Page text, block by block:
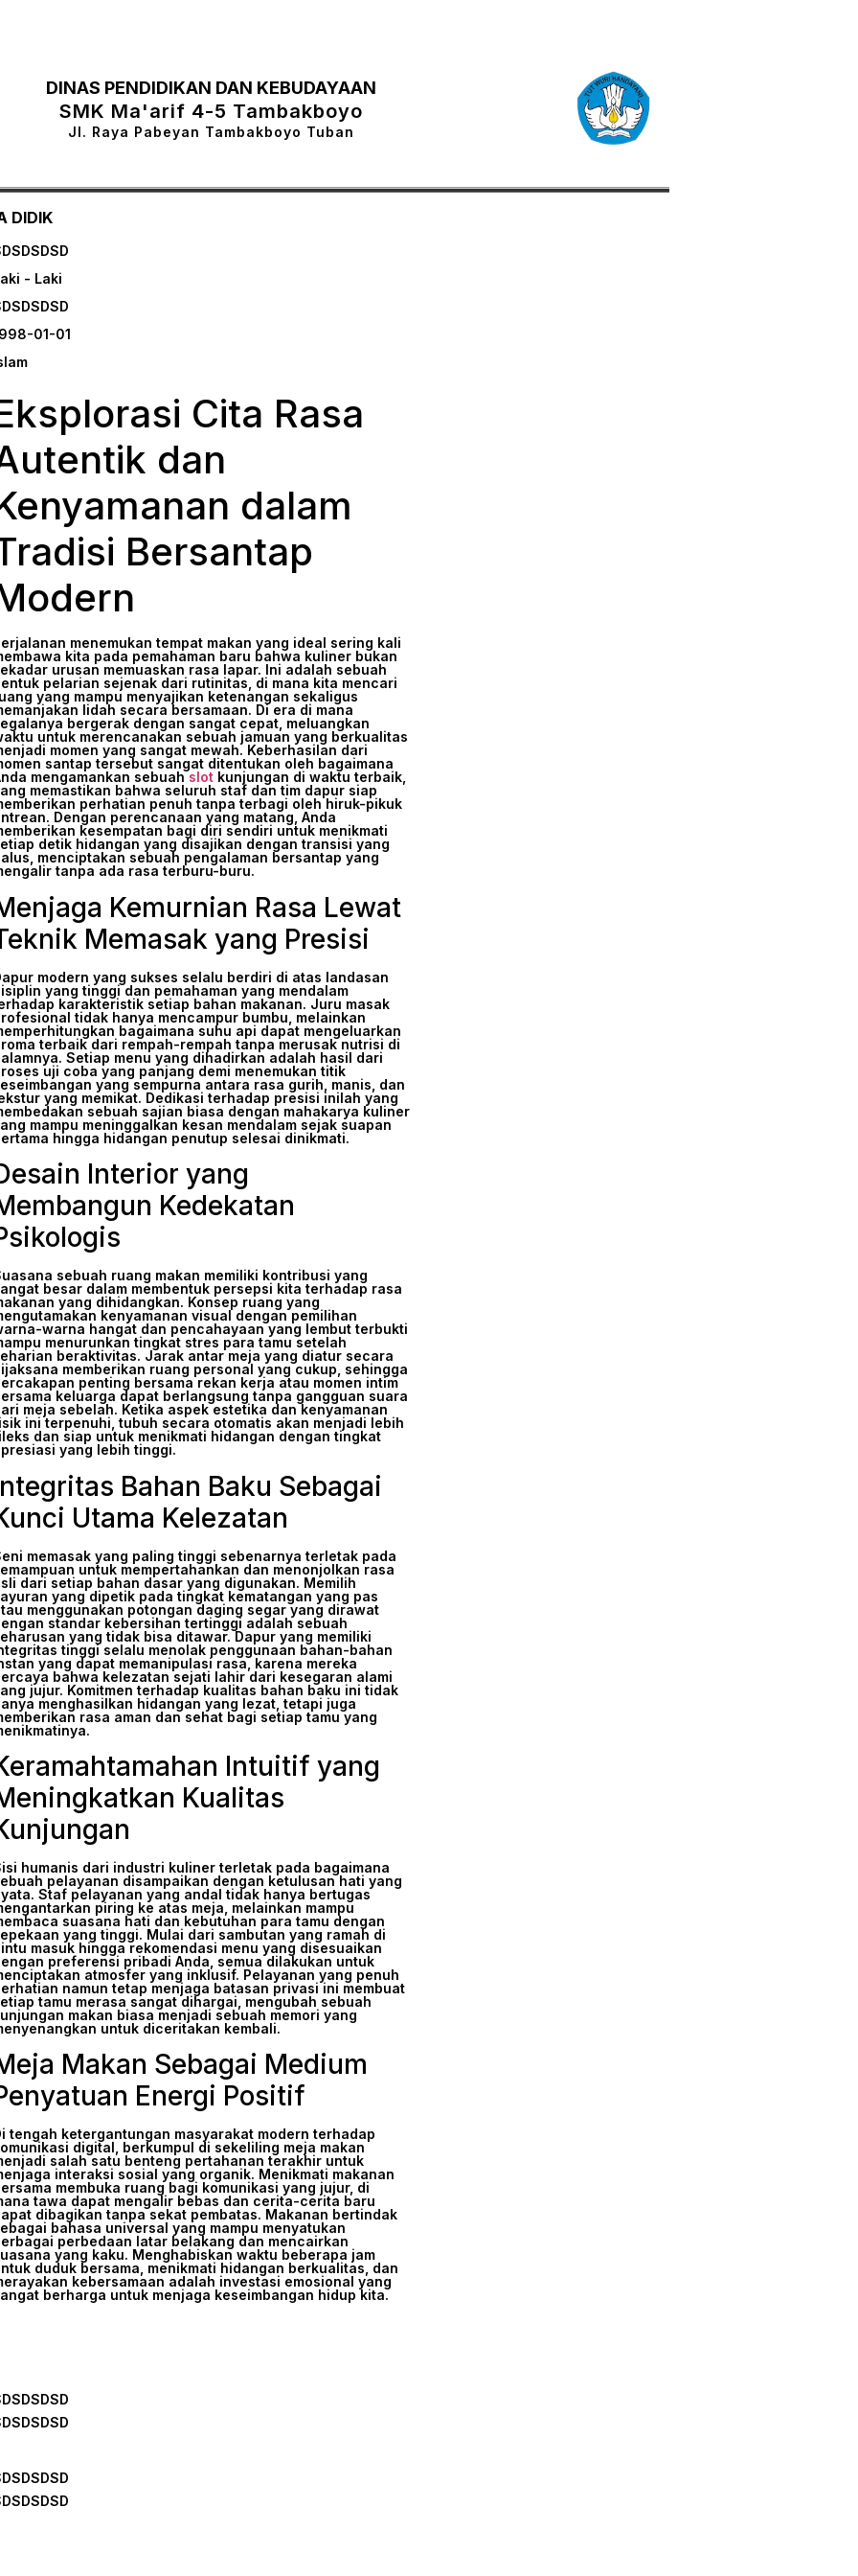
DINAS PENDIDIKAN DAN KEBUDAYAAN
SMK Ma'arif 4-5 Tambakboyo
Jl. Raya Pabeyan Tambakboyo Tuban
DIDIK
- Laki
01-01
Cita Rasa
dan
dalam
Bersantap
menemukan tempat makan yang ideal sering kali
kita pada pemahaman baru bahwa kuliner bukan
urusan memuaskan rasa lapar. Ini adalah sebuah
pelarian sejenak dari rutinitas, di mana kita mencari
yang mampu menyajikan ketenangan sekaligus
lidah secara bersamaan. Di era di mana
bergerak dengan sangat cepat, meluangkan
untuk merencanakan sebuah jamuan yang berkualitas
momen yang sangat mewah. Keberhasilan dari
santap tersebut sangat ditentukan oleh bagaimana
mengamankan sebuahslotkunjungan di waktu terbaik,
memastikan bahwa seluruh staf dan tim dapur siap
perhatian penuh tanpa terbagi oleh hiruk-pikuk
Dengan perencanaan yang matang, Anda
kesempatan bagi diri sendiri untuk menikmati
detik hidangan yang disajikan dengan transisi yang
menciptakan sebuah pengalaman bersantap yang
tanpa ada rasa terburu-buru.
Kemurnian Rasa Lewat
Memasak yang Presisi
modern yang sukses selalu berdiri di atas landasan
yang tinggi dan pemahaman yang mendalam
karakteristik setiap bahan makanan. Juru masak
tidak hanya mencampur bumbu, melainkan
bagaimana suhu api dapat mengeluarkan
terbaik dari rempah-rempah tanpa merusak nutrisi di
Setiap menu yang dihadirkan adalah hasil dari
uji coba yang panjang demi menemukan titik
yang sempurna antara rasa gurih, manis, dan
yang memikat. Dedikasi terhadap presisi inilah yang
sebuah sajian biasa dengan mahakarya kuliner
mampu meninggalkan kesan mendalam sejak suapan
hingga hidangan penutup selesai dinikmati.
Interior yang
Kedekatan
sebuah ruang makan memiliki kontribusi yang
besar dalam membentuk persepsi kita terhadap rasa
yang dihidangkan. Konsep ruang yang
kenyamanan visual dengan pemilihan
warna hangat dan pencahayaan yang lembut terbukti
menurunkan tingkat stres para tamu setelah
beraktivitas. Jarak antar meja yang diatur secara
memberikan ruang personal yang cukup, sehingga
penting bersama rekan kerja atau momen intim
keluarga dapat berlangsung tanpa gangguan suara
meja sebelah. Ketika aspek estetika dan kenyamanan
ini terpenuhi, tubuh secara otomatis akan menjadi lebih
dan siap untuk menikmati hidangan dengan tingkat
yang lebih tinggi.
Bahan Baku Sebagai
Utama Kelezatan
memasak yang paling tinggi sebenarnya terletak pada
untuk mempertahankan dan menonjolkan rasa
dari setiap bahan dasar yang digunakan. Memilih
yang dipetik pada tingkat kematangan yang pas
menggunakan potongan daging segar yang dirawat
standar kebersihan tertinggi adalah sebuah
yang tidak bisa ditawar. Dapur yang memiliki
tinggi selalu menolak penggunaan bahan-bahan
yang dapat memanipulasi rasa, karena mereka
bahwa kelezatan sejati lahir dari kesegaran alami
jujur. Komitmen terhadap kualitas bahan baku ini tidak
menghasilkan hidangan yang lezat, tetapi juga
rasa aman dan sehat bagi setiap tamu yang
Intuitif yang
Kualitas
humanis dari industri kuliner terletak pada bagaimana
pelayanan disampaikan dengan ketulusan hati yang
Staf pelayanan yang andal tidak hanya bertugas
piring ke atas meja, melainkan mampu
suasana hati dan kebutuhan para tamu dengan
yang tinggi. Mulai dari sambutan yang ramah di
masuk hingga rekomendasi menu yang disesuaikan
preferensi pribadi Anda, semua dilakukan untuk
atmosfer yang inklusif. Pelayanan yang penuh
namun tetap menjaga batasan privasi ini membuat
tamu merasa sangat dihargai, mengubah sebuah
makan biasa menjadi sebuah memori yang
untuk diceritakan kembali.
Makan Sebagai Medium
Energi Positif
tengah ketergantungan masyarakat modern terhadap
digital, berkumpul di sekeliling meja makan
salah satu benteng pertahanan terakhir untuk
interaksi sosial yang organik. Menikmati makanan
membuka ruang bagi komunikasi yang jujur, di
tawa dapat mengalir bebas dan cerita-cerita baru
dibagikan tanpa sekat pembatas. Makanan bertindak
bahasa universal yang mampu menyatukan
perbedaan latar belakang dan mencairkan
yang kaku. Menghabiskan waktu beberapa jam
duduk bersama, menikmati hidangan berkualitas, dan
kebersamaan adalah investasi emosional yang
berharga untuk menjaga keseimbangan hidup kita.